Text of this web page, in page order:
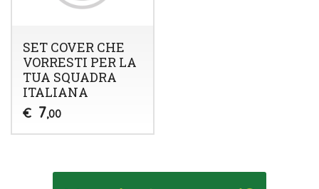
SET COVER CHE
VORRESTI PER LA
TUA SQUADRA
ITALIANA
€ 7,00